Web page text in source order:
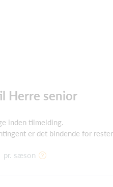
Herre senior
inden tilmelding.
er det bindende for
pr. sæson